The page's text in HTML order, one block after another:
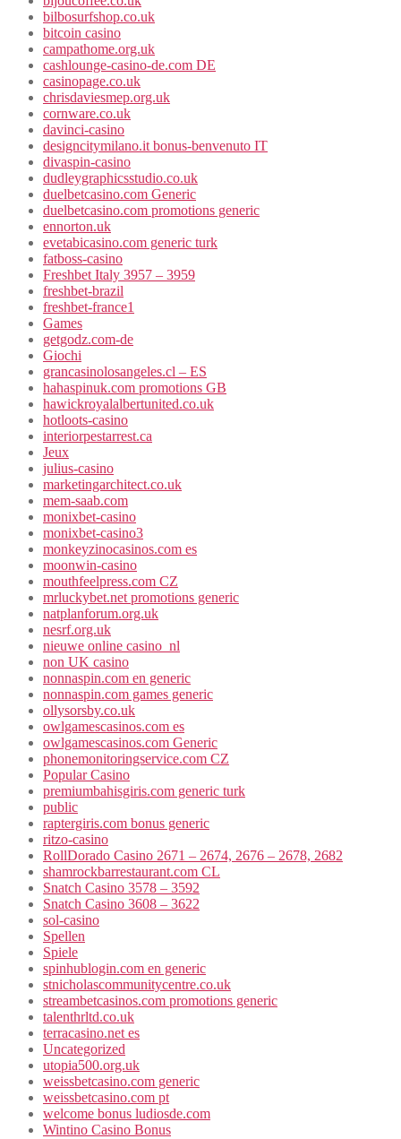
bilbosurfshop.co.uk
bitcoin casino
campathome.org.uk
cashlounge-casino-de.com DE
casinopage.co.uk
chrisdaviesmep.org.uk
cornware.co.uk
davinci-casino
designcitymilano.it bonus-benvenuto IT
divaspin-casino
dudleygraphicsstudio.co.uk
duelbetcasino.com Generic
duelbetcasino.com promotions generic
ennorton.uk
evetabicasino.com generic turk
fatboss-casino
Freshbet Italy 3957 – 3959
freshbet-brazil
freshbet-france1
Games
getgodz.com-de
Giochi
grancasinolosangeles.cl – ES
hahaspinuk.com promotions GB
hawickroyalalbertunited.co.uk
hotloots-casino
interiorpestarrest.ca
Jeux
julius-casino
marketingarchitect.co.uk
mem-saab.com
monixbet-casino
monixbet-casino3
monkeyzinocasinos.com es
moonwin-casino
mouthfeelpress.com CZ
mrluckybet.net promotions generic
natplanforum.org.uk
nesrf.org.uk
nieuwe online casino_nl
non UK casino
nonnaspin.com en generic
nonnaspin.com games generic
ollysorsby.co.uk
owlgamescasinos.com es
owlgamescasinos.com Generic
phonemonitoringservice.com CZ
Popular Casino
premiumbahisgiris.com generic turk
public
raptergiris.com bonus generic
ritzo-casino
RollDorado Casino 2671 – 2674, 2676 – 2678, 2682
shamrockbarrestaurant.com CL
Snatch Casino 3578 – 3592
Snatch Casino 3608 – 3622
sol-casino
Spellen
Spiele
spinhublogin.com en generic
stnicholascommunitycentre.co.uk
streambetcasinos.com promotions generic
talenthrltd.co.uk
terracasino.net es
Uncategorized
utopia500.org.uk
weissbetcasino.com generic
weissbetcasino.com pt
welcome bonus ludiosde.com
Wintino Casino Bonus